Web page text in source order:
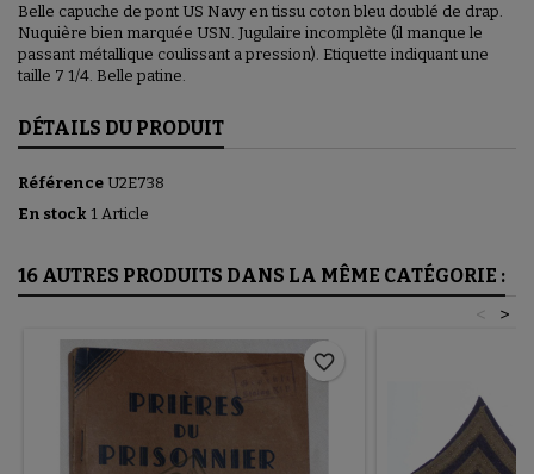
Belle capuche de pont US Navy en tissu coton bleu doublé de drap.
Nuquière bien marquée USN. Jugulaire incomplète (il manque le
passant métallique coulissant a pression). Etiquette indiquant une
taille 7 1/4. Belle patine.
DÉTAILS DU PRODUIT
Référence U2E738
En stock 1 Article
16 AUTRES PRODUITS DANS LA MÊME CATÉGORIE :
>
<
favorite_border